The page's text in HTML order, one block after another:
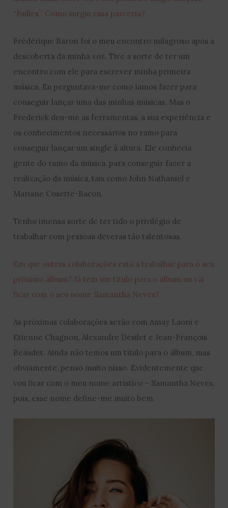
“Failles”. Como surgiu essa parceria?
Frédérique Baron foi o meu encontro milagroso após a
descoberta da minha voz. Tive a sorte de ter um
encontro com ele para escrever minha primeira
música. Eu perguntava-me como íamos fazer para
conseguir lançar uma das minhas músicas. Mas o
Frederick deu-me as ferramentas, a sua experiência e
os conhecimentos necessários no ramo para
conseguir lançar um single à altura. Ele conhecia
gente do ramo da música, para conseguir fazer a
realização da música, tais como John Nathaniel e
Mariane Cosette-Bacon.
Tenho imensa sorte de ter tido o privilégio de
trabalhar com pessoas deveras tão talentosas.
Em que outras colaborações está a trabalhar para o seu
próximo álbum? Já tem um título para o álbum ou vai
ficar com o seu nome Samantha Neves?
As próximas colaborações serão com Amay Laoni e
Etienne Chagnon, Alexandre Désilet e Jean-François
Beaudet. Ainda não temos um título para o álbum, mas
obviamente, penso muito nisso. Evidentemente que
vou ficar com o meu nome artístico – Samantha Neves,
pois, esse nome define-me muito bem.